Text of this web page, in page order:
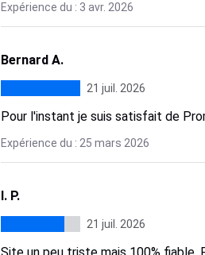
Expérience du : 3 avr. 2026
Bernard A.
21 juil. 2026
Pour l'instant je suis satisfait de
Expérience du : 25 mars 2026
I. P.
21 juil. 2026